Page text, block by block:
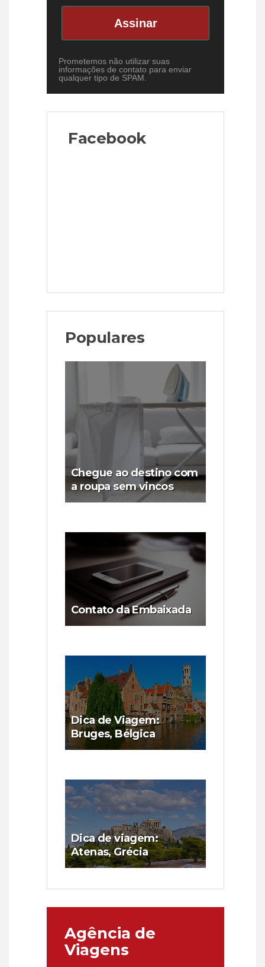
Assinar
Prometemos não utilizar suas
informações de contato para enviar
qualquer tipo de SPAM.
Facebook
Populares
Chegue ao destino com
a roupa sem vincos
Contato da Embaixada
Dica de Viagem:
Bruges, Bélgica
Dica de viagem:
Atenas, Grécia
Agência de
Viagens